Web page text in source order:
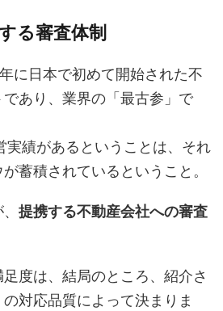
る審査体制
に日本で初めて開始された不
あり、業界の「最古参」で
実績があるということは、それ
蓄積されているということ。
提携する不動産会社への審査
度は、結局のところ、紹介さ
対応品質によって決まりま